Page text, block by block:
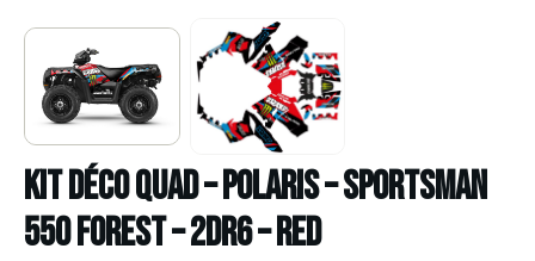
Kit déco Quad – POLARIS – SPORTSMAN
550 FOREST – 2DR6 – RED